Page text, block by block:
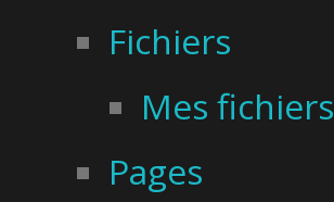
Fichiers
Mes fichiers
Pages